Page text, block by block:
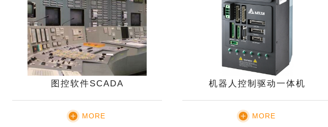
图控软件SCADA
MORE
机器人控制驱动一体机
MORE